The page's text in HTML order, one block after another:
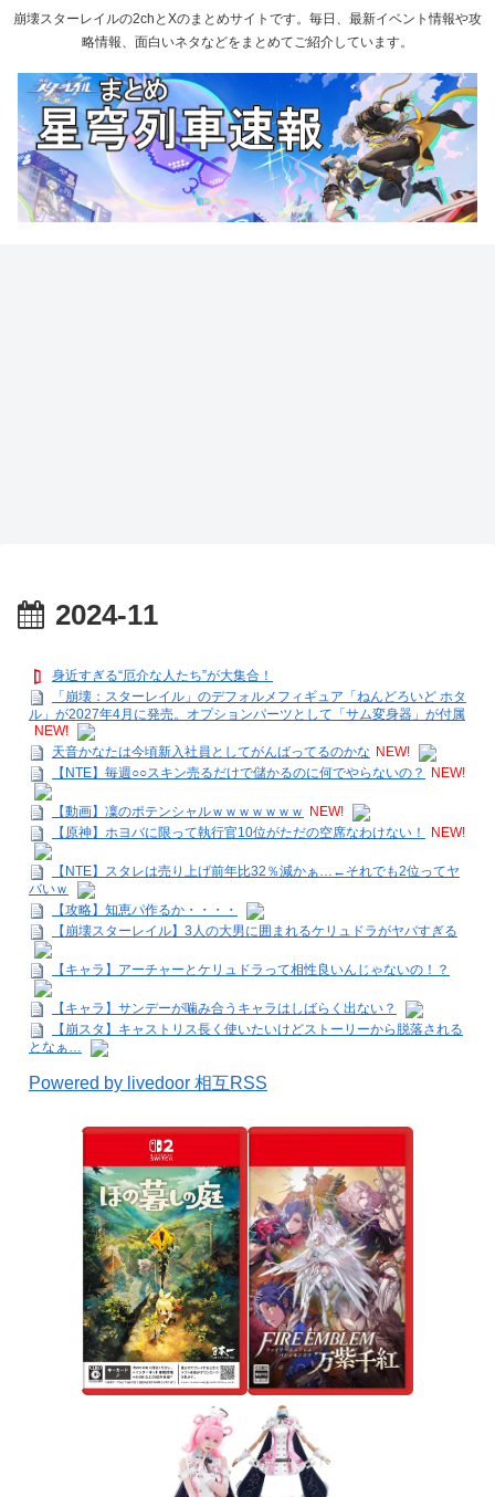
崩壊スターレイルの2chとXのまとめサイトです。毎日、最新イベント情報や攻
略情報、面白いネタなどをまとめてご紹介しています。
2024-11
身近すぎる“厄介な人たち”が大集合！
「崩壊：スターレイル」のデフォルメフィギュア「ねんどろいど ホタ
ル」が2027年4月に発売。オプションパーツとして「サム変身器」が付属
NEW!
天音かなたは今頃新入社員としてがんばってるのかな NEW!
【NTE】毎週○○スキン売るだけで儲かるのに何でやらないの？
NEW!
【動画】凜のポテンシャルｗｗｗｗｗｗｗ
NEW!
【原神】ホヨバに限って執行官10位がただの空席なわけない！
NEW!
【NTE】スタレは売り上げ前年比32％減かぁ…←それでも2位ってヤ
バいｗ
【攻略】知恵パ作るか・・・・
【崩壊スターレイル】3人の大男に囲まれるケリュドラがヤバすぎる
【キャラ】アーチャーとケリュドラって相性良いんじゃないの！？
【キャラ】サンデーが噛み合うキャラはしばらく出ない？
【崩スタ】キャストリス長く使いたいけどストーリーから脱落される
となぁ…
Powered by livedoor 相互RSS